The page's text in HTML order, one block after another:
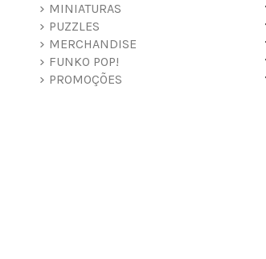
MINIATURAS
PUZZLES
MERCHANDISE
FUNKO POP!
PROMOÇÕES